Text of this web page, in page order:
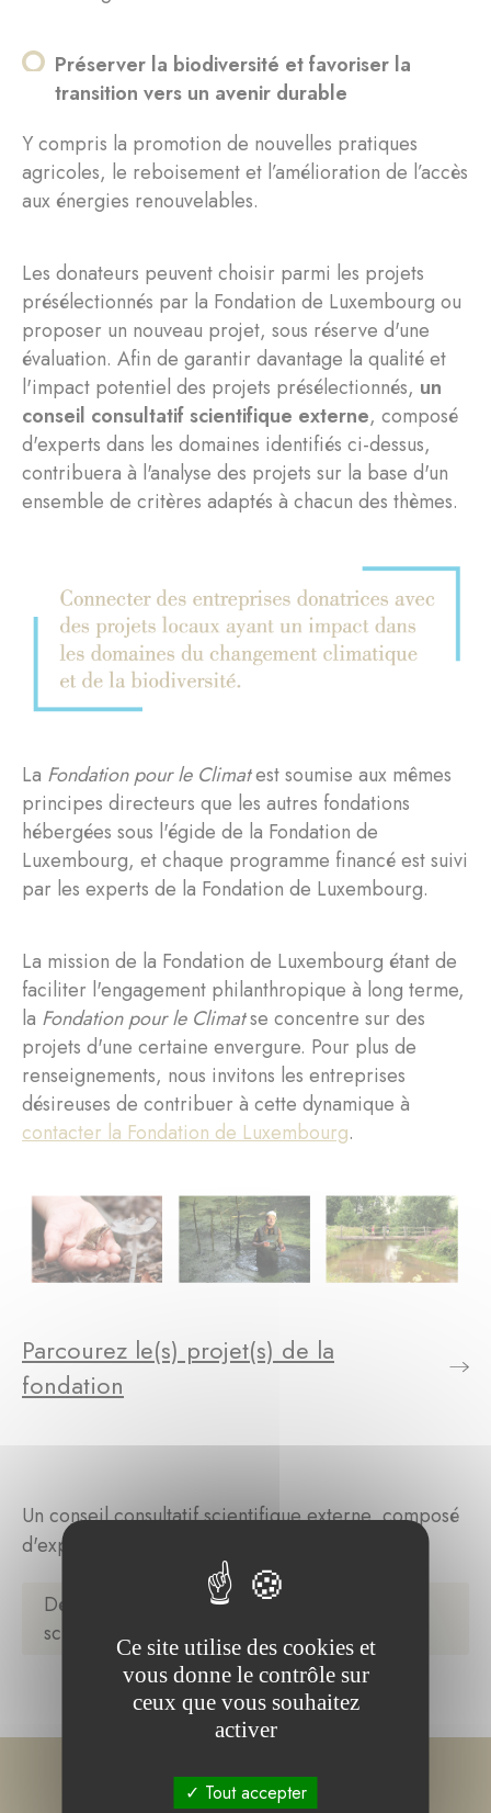
Préserver la biodiversité et favoriser la
transition vers un avenir durable
Y compris la promotion de nouvelles pratiques
agricoles, le reboisement et l’amélioration de l’accès
aux énergies renouvelables.
Les donateurs peuvent choisir parmi les projets
présélectionnés par la Fondation de Luxembourg ou
proposer un nouveau projet, sous réserve d'une
évaluation. Afin de garantir davantage la qualité et
l'impact potentiel des projets présélectionnés, un
conseil consultatif scientifique externe, composé
d'experts dans les domaines identifiés ci-dessus,
contribuera à l'analyse des projets sur la base d'un
ensemble de critères adaptés à chacun des thèmes.
La Fondation pour le Climatest soumise aux mêmes
principes directeurs que les autres fondations
hébergées sous l'égide de la Fondation de
Luxembourg, et chaque programme financé est suivi
par les experts de la Fondation de Luxembourg.
La mission de la Fondation de Luxembourg étant de
faciliter l'engagement philanthropique à long terme,
la Fondation pour le Climatse concentre sur des
projets d'une certaine envergure. Pour plus de
renseignements, nous invitons les entreprises
désireuses de contribuer à cette dynamique à
contacter la Fondation de Luxembourg.
Parcourez le(s) projet(s) de la
fondation
Un conseil consultatif scientifique externe, composé
d'experts, contribue à l'analyse des projets :
Découvrir les membres du conseil consultatif
scientifiqueCe site utilise des cookies et
vous donne le contrôle sur
ceux que vous souhaitez
activer
Tout accepter